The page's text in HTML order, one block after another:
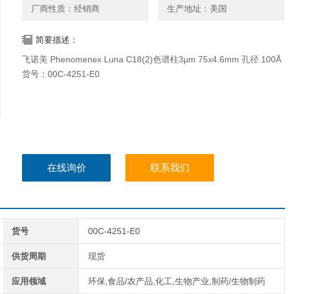
厂商性质：经销商 生产地址：美国
简要描述：
飞诺美 Phenomenex Luna C18(2)色谱柱3µm 75x4.6mm 孔径 100Å
货号：00C-4251-E0
在线询价 联系我们
货号 00C-4251-E0
供货周期 现货
应用领域 环保,食品/农产品,化工,生物产业,制药/生物制药